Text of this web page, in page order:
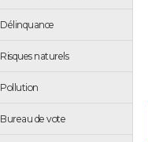
Délinquance
Risques naturels
Pollution
Bureau de vote